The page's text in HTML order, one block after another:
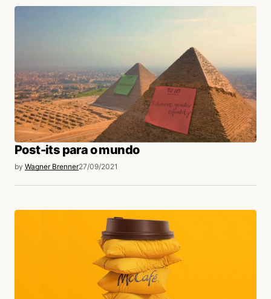
Post-its para o mundo
by Wagner Brenner27/09/2021